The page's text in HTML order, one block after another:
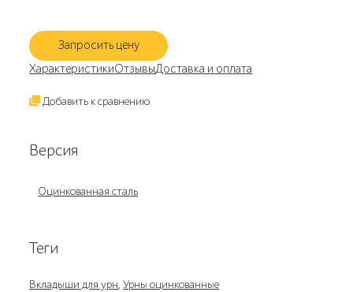
Запросить цену
ХарактеристикиОтзывыДоставка и оплата
Добавить к сравнению
Версия
Оцинкованная сталь
Теги
Вкладыши для урн,Урны оцинкованные